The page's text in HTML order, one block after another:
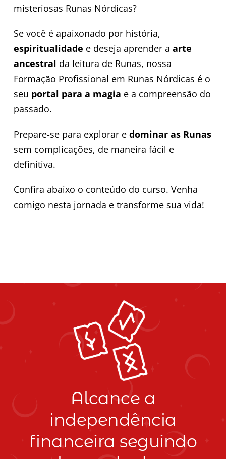
misteriosas Runas Nórdicas?
Se você é apaixonado por história,
espiritualidade e deseja aprender a arte
ancestral da leitura de Runas, nossa
Formação Profissional em Runas Nórdicas é o
seu portal para a magia e a compreensão do
passado.
Prepare-se para explorar e dominar as Runas
sem complicações, de maneira fácil e
definitiva.
Confira abaixo o conteúdo do curso. Venha
comigo nesta jornada e transforme sua vida!
Alcance a
independência
financeira seguindo